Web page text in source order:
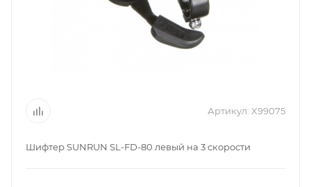
Артикул: X99075
Шифтер SUNRUN SL-FD-80 левый на 3 скорости